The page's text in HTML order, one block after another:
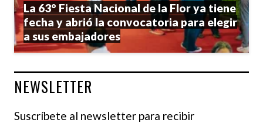
La 63° Fiesta Nacional de la Flor ya tiene
fecha y abrió la convocatoria para elegir
a sus embajadores
NEWSLETTER
Suscríbete al newsletter para recibir